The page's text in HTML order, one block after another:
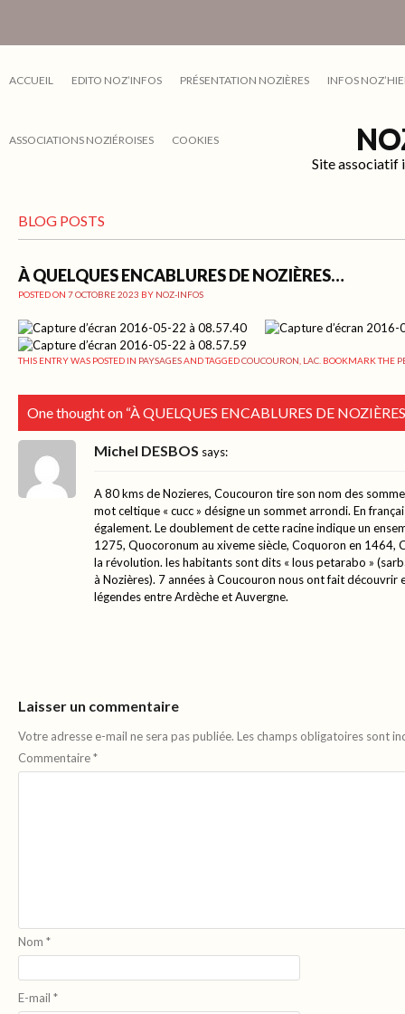
ACCUEIL EDITO NOZ’INFOS PRÉSENTATION NOZIÈRES INFOS
ASSOCIATIONS NOZIÉROISES COOKIES
Site associatif
BLOG POSTS
À QUELQUES ENCABLURES DE NOZIÈRES…
POSTED ON 7 OCTOBRE 2023 BY NOZ-INFOS
THIS ENTRY WAS POSTED IN PAYSAGESAND TAGGEDCOUCOURON LAC . BOOKMARK THE
One thought on “À QUELQUES ENCABLURES DE
Michel DESBOS says:
A 80 kms de Nozieres, Coucouron tire son nom des
mot celtique « cucc » désigne un sommet arrondi. En
également. Le doublement de cette racine indique un
1275, Quocoronum au xiveme siècle, Coquoron en 1464,
la révolution. les habitants sont dits « lous petarabo »
à Nozières). 7 années à Coucouron nous ont fait découvrir
légendes entre Ardèche et Auvergne.
Laisser un commentaire
Votre adresse e-mail ne sera pas publiée. Les champs obligatoires sont
Commentaire*
Nom *
E-mail *